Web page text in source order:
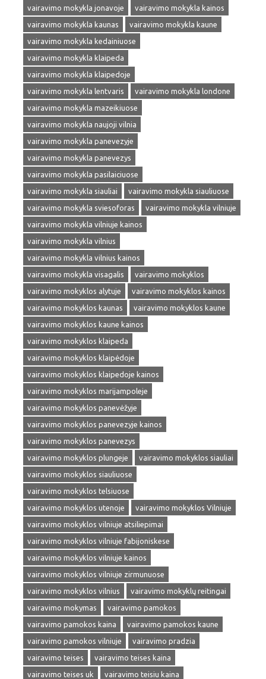
vairavimo mokykla jonavoje
vairavimo mokykla kainos
vairavimo mokykla kaunas
vairavimo mokykla kaune
vairavimo mokykla kedainiuose
vairavimo mokykla klaipeda
vairavimo mokykla klaipedoje
vairavimo mokykla lentvaris
vairavimo mokykla londone
vairavimo mokykla mazeikiuose
vairavimo mokykla naujoji vilnia
vairavimo mokykla panevezyje
vairavimo mokykla panevezys
vairavimo mokykla pasilaiciuose
vairavimo mokykla siauliai
vairavimo mokykla siauliuose
vairavimo mokykla sviesoforas
vairavimo mokykla vilniuje
vairavimo mokykla vilniuje kainos
vairavimo mokykla vilnius
vairavimo mokykla vilnius kainos
vairavimo mokykla visagalis
vairavimo mokyklos
vairavimo mokyklos alytuje
vairavimo mokyklos kainos
vairavimo mokyklos kaunas
vairavimo mokyklos kaune
vairavimo mokyklos kaune kainos
vairavimo mokyklos klaipeda
vairavimo mokyklos klaipėdoje
vairavimo mokyklos klaipedoje kainos
vairavimo mokyklos marijampoleje
vairavimo mokyklos panevėžyje
vairavimo mokyklos panevezyje kainos
vairavimo mokyklos panevezys
vairavimo mokyklos plungeje
vairavimo mokyklos siauliai
vairavimo mokyklos siauliuose
vairavimo mokyklos telsiuose
vairavimo mokyklos utenoje
vairavimo mokyklos Vilniuje
vairavimo mokyklos vilniuje atsiliepimai
vairavimo mokyklos vilniuje fabijoniskese
vairavimo mokyklos vilniuje kainos
vairavimo mokyklos vilniuje zirmunuose
vairavimo mokyklos vilnius
vairavimo mokyklų reitingai
vairavimo mokymas
vairavimo pamokos
vairavimo pamokos kaina
vairavimo pamokos kaune
vairavimo pamokos vilniuje
vairavimo pradzia
vairavimo teises
vairavimo teises kaina
vairavimo teises uk
vairavimo teisiu kaina